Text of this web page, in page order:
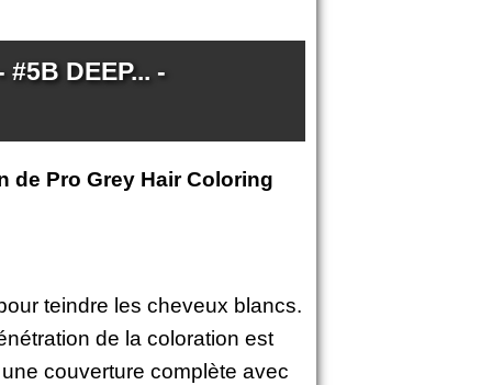
DEEP... -
de Pro Grey Hair Coloring
teindre les cheveux blancs.
de la coloration est
couverture complète avec